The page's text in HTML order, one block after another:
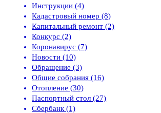
Инструкции (4)
Кадастровый номер (8)
Капитальный ремонт (2)
Конкурс (2)
Коронавирус (7)
Новости (10)
Обращение (3)
Общие собрания (16)
Отопление (30)
Паспортный стол (27)
Сбербанк (1)